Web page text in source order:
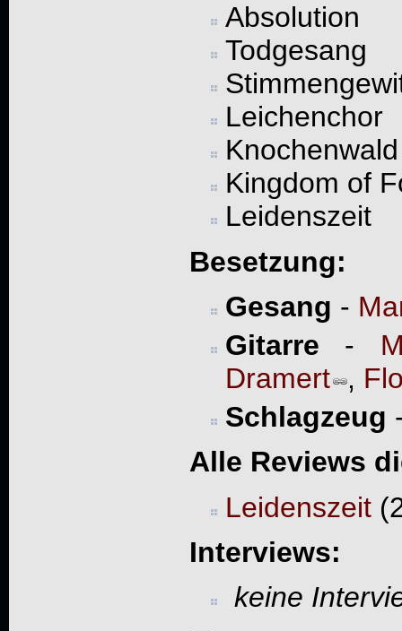
Absolution
Todgesang
Leichenchor
Knochenwald
Kingdom of
Leidenszeit
Besetzung:
Gesang -
Gitarre -
Dramert ,
Schlagzeug
Alle Reviews
Leidenszeit
Interviews:
keine